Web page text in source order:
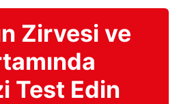
Zirvesi ve
Test Edin